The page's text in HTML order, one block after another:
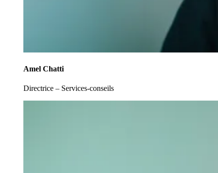
Amel Chatti
Directrice – Services-conseils